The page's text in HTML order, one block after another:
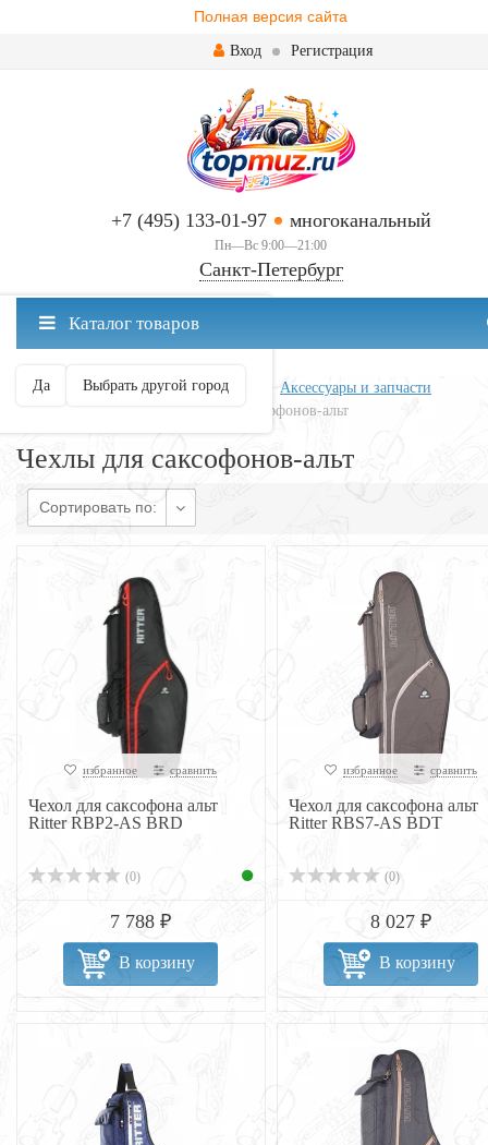
Полная версия сайта
Вход Регистрация
+7 (495) 133-01-97 многоканальный
Пн—Вс 9:00—21:00
Санкт-Петербург
Санкт-Петербург ваш город?
Да Выбрать другой город
Каталог товаров
Главная Духовые Саксофоны
Аксессуары и запчасти
Чехлы для саксофонов-альт
Чехлы для саксофонов-альт
Сортировать по:
избранное сравнить
Чехол для саксофона альт
Ritter RBP2-AS BRD
(0)
7 788 ₽
В корзину
избранное сравнить
Чехол для саксофона альт
Ritter RBS7-AS BDT
(0)
8 027 ₽
В корзину